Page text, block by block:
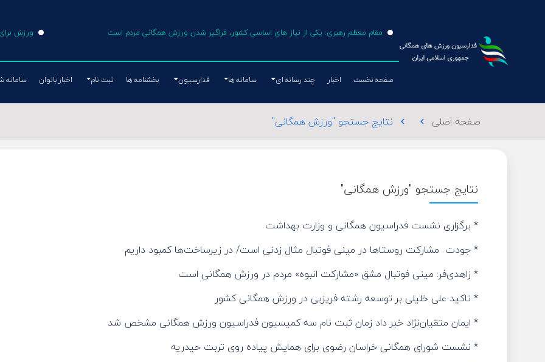
مقام معظم رهبری: یکی از نیاز های اساسی کشور، فراگیر شدن ورزش همگانی مردم است ورزش
صفحه نخست اخبار چند رسانه ای سامانه ها فدارسیون بخشنامه ها ثبت نام اخبار بانوان سامانه
صفحه اصلی chevron_left
chevron_left نتایج جستجو "ورزش همگانی"
نتایج جستجو "ورزش همگانی"
* برگزاری نشست فدراسیون همگانی و وزارت بهداشت
* جودت ‌ مشارکت روستاها در مینی فوتبال مثال زدنی است/ در زیرساخت‌ها کمبود داریم
* زاهدی‌فر: مینی فوتبال مشق «مشارکت انبوه» مردم در ورزش همگانی است
* تاکید علی خلیلی بر توسعه رشته فریزبی در ورزش همگانی کشور
* ایمان متقیان‌نژاد خبر داد زمان ثبت نام سه کمیسیون فدراسیون ورزش همگانی مشخص شد
* نشست شورای همگانی خراسان رضوی برای همایش پیاده روی تربت حیدریه
طناب بازی
والیبال
تکواندو